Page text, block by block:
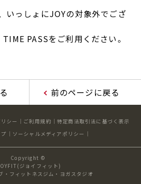
いっしょにJOYの対象外でござ
PASSをご利用ください。
前のページに戻る
シー ご利用規約
特定商法取引法に基づく表示
ソーシャルメディアポリシー
Copyright ©
ジョイフィット)
・フィットネスジム・ヨガスタジオ